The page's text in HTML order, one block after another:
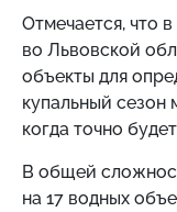
Отмечается, что
во Львовской
объекты для
купальный сезон
когда точно
В общей
на 17 водных